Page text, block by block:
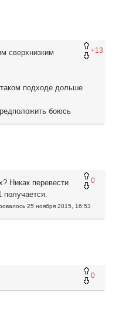
+13
сверхнизким
подходе дольше
боюсь
0
Никак перевести
25 ноября 2015, 16:53
0